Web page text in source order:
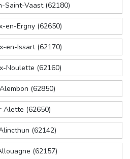
Saint-Vaast (62180)
en-Ergny (62650)
en-Issart (62170)
Noulette (62160)
(62850)
Alette (62650)
(62142)
(62157)